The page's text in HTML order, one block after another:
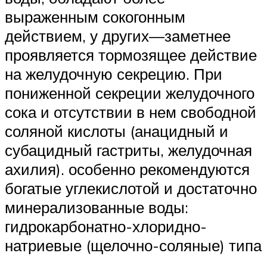
выраженным сокогонным
действием, у других—заметнее
проявляется тормозящее действие
на желудочную секрецию. При
пониженной секреции желудочного
сока и отсутствии в нем свободной
соляной кислоты (анацидный и
субацидный гастриты, желудочная
ахилия). особенно рекомендуются
богатые углекислотой и достаточно
минерализованные воды:
гидрокарбонатно-хлоридно-
натриевые (щелочно-соляные) типа